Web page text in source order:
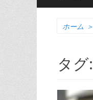
イ
ニ
ホーム ＞
タグ: